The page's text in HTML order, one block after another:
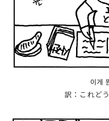
이게
訳：これど